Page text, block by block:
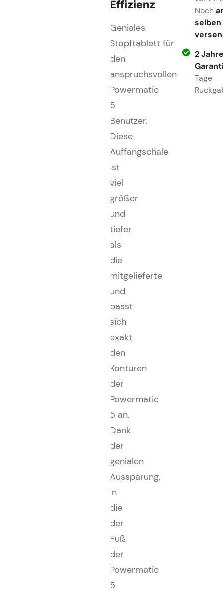
Effizienz
Geniales
Stopftablett für
den
anspruchsvollen
Powermatic
5
Benutzer.
Diese
Auffangschale
ist
viel
größer
und
tiefer
als
die
mitgelieferte
und
passt
sich
exakt
den
Konturen
der
Powermatic
5 an.
Dank
der
genialen
Aussparung,
in
die
der
Fuß
der
Powermatic
5
Noch
selben
2 Jahre
Tage